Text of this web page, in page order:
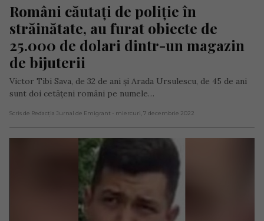
Români căutați de poliție în
străinătate, au furat obiecte de
25.000 de dolari dintr-un magazin
de bijuterii
Victor Tibi Sava, de 32 de ani și Arada Ursulescu, de 45 de ani
sunt doi cetățeni români pe numele…
Scris de Redacția Jurnal de Emigrant - miercuri, 7 decembrie 2022